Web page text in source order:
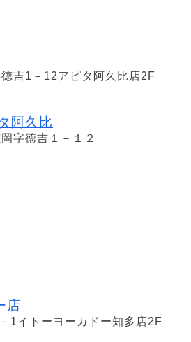
吉1－12アピタ阿久比店2F
阿久比
字徳吉１－１２
店
1イトーヨーカドー知多店2F